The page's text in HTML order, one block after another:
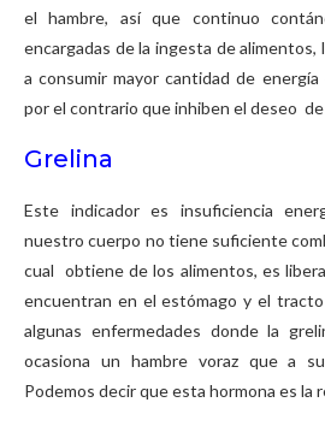
el hambre, así que continuo
encargadas de la ingesta de alimentos,
a consumir mayor cantidad de
por el contrario que inhiben el deseo de
Grelina
Este indicador es insuficiencia
nuestro cuerpo no tiene suficiente
cual obtiene de los alimentos, es
encuentran en el estómago y el
algunas enfermedades donde la
ocasiona un hambre voraz que a
Podemos decir que esta hormona es la